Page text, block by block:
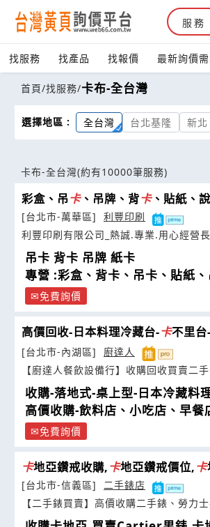
服務
找服務 找產品 找報價 最新詢價
首頁/找服務/卡布-全台灣
選擇地區 : 全台灣 台北基隆 新北
卡布-全台灣(約有10000筆服務)
彩盒、吊卡、吊牌、背卡、貼紙、
[台北市-萬華區]
利豐印刷
利豐印刷有限公司_熱誠.專業.用心經營
吊卡 背卡 吊牌 紙卡
專營 :彩盒、背卡、吊卡、貼紙
免費詢價
高價回收-日本料理冷藏台-卡不里台-
[台北市-內湖區]
廚達人
【廚達人餐飲設備行】收購回收買賣二
收購-落地式-桌上型-日本冷藏料
高價收購-飲料店、小吃店、早餐
免費詢價
卡地亞鑽戒收購,卡地亞鑽戒價位,卡
[台北市-信義區]
二手錶店
【二手錶買賣】高價收購二手錶、勞力